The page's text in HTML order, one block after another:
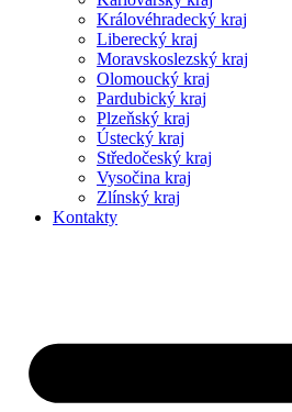
Královéhradecký kraj
Liberecký kraj
Moravskoslezský kraj
Olomoucký kraj
Pardubický kraj
Plzeňský kraj
Ústecký kraj
Středočeský kraj
Vysočina kraj
Zlínský kraj
Kontakty